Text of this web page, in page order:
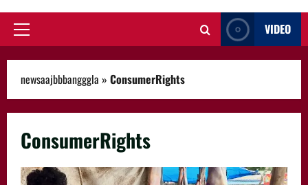
Primary
VIDEO
newsaajbbbangggla » ConsumerRights
ConsumerRights